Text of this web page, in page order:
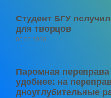
Студент БГУ
для творцов
06.08.2026
Паромная
удобнее: на
дноуглубительные